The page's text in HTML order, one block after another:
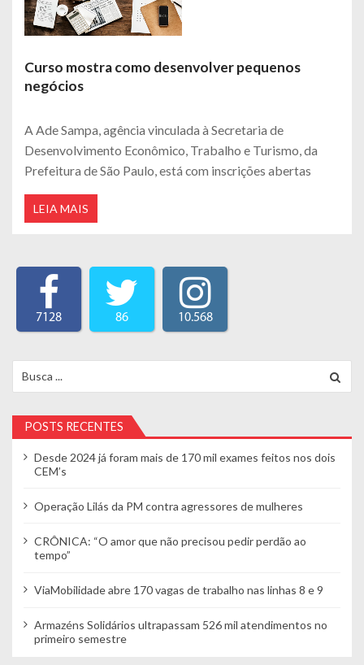
Curso mostra como desenvolver pequenos
negócios
A Ade Sampa, agência vinculada à Secretaria de
Desenvolvimento Econômico, Trabalho e Turismo, da
Prefeitura de São Paulo, está com inscrições abertas
LEIA MAIS
7128 86 10.568
POSTS RECENTES
Desde 2024 já foram mais de 170 mil exames feitos nos dois
CEM’s
Operação Lilás da PM contra agressores de mulheres
CRÔNICA: “O amor que não precisou pedir perdão ao
tempo”
ViaMobilidade abre 170 vagas de trabalho nas linhas 8 e 9
Armazéns Solidários ultrapassam 526 mil atendimentos no
primeiro semestre